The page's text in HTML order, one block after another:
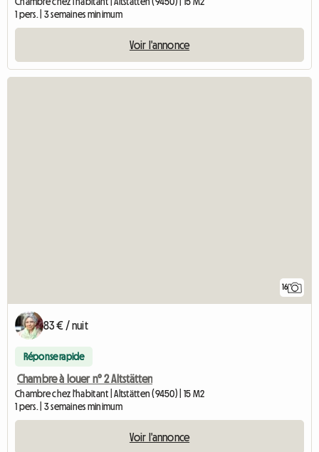
1 pers. | 3 semaines minimum
Voir l'annonce
16
83 € / nuit
Réponse rapide
Chambre à louer n° 2 Altstätten
Chambre chez l'habitant | Altstätten (9450) | 15 M2
1 pers. | 3 semaines minimum
Voir l'annonce